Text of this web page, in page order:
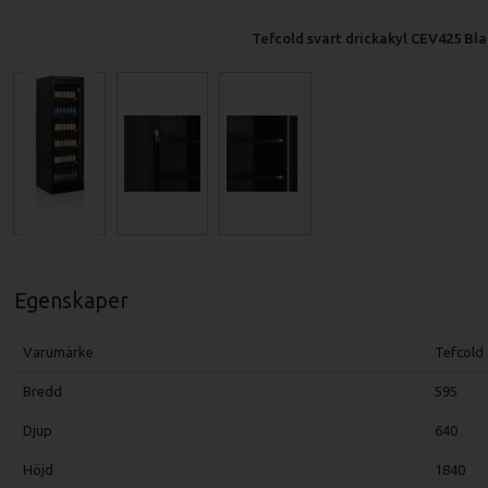
Tefcold svart drickakyl CEV425
Egenskaper
Varumärke Tefcold
Bredd 595
Djup 640
Höjd 1840